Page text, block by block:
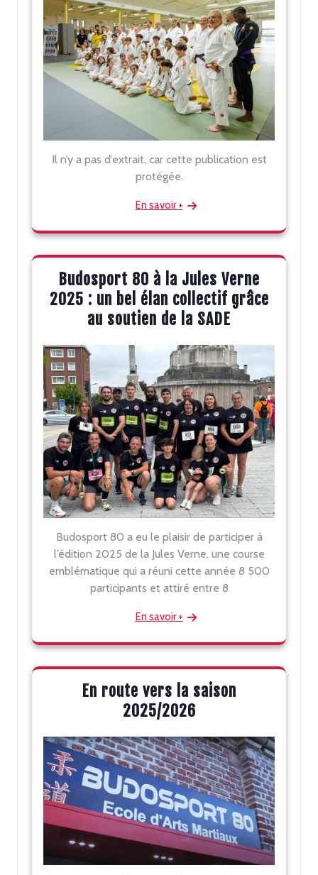
Il n’y a pas d’extrait, car cette publication est
protégée.
En savoir +
Budosport 80 à la Jules Verne
2025 : un bel élan collectif grâce
au soutien de la SADE
Budosport 80 a eu le plaisir de participer à
l’édition 2025 de la Jules Verne, une course
emblématique qui a réuni cette année 8 500
participants et attiré entre 8
En savoir +
En route vers la saison
2025/2026